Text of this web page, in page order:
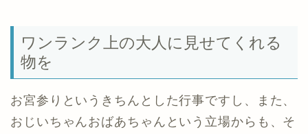
ワンランク上の大人に見せてくれる
物を
お宮参りというきちんとした行事ですし、また、
おじいちゃんおばあちゃんという立場からも、そ